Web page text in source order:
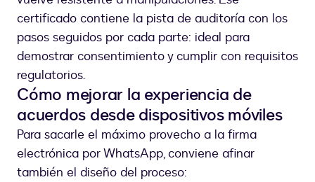
certificado contiene la pista de auditoría con los
pasos seguidos por cada parte: ideal para
demostrar consentimiento y cumplir con requisitos
regulatorios.
Cómo mejorar la experiencia de
acuerdos desde dispositivos móviles
Para sacarle el máximo provecho a la firma
electrónica por WhatsApp, conviene afinar
también el diseño del proceso: